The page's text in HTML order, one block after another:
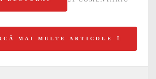
MAI MULTE ARTICOLE